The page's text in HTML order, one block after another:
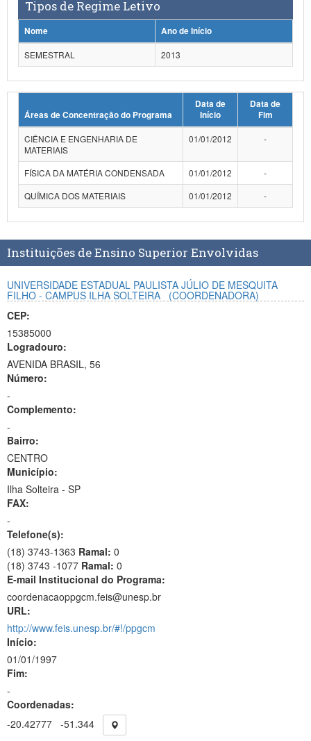
Advocacia-Geral da União
Banco Central do Brasil
Tipos de Regime Letivo
Nome
Ano de Início
SEMESTRAL
2013
Áreas de Concentração do Programa
Data de
Início
Data de
Fim
CIÊNCIA E ENGENHARIA DE
MATERIAIS
01/01/2012 -
FÍSICA DA MATÉRIA CONDENSADA 01/01/2012
-
QUÍMICA DOS MATERIAIS
01/01/2012 -
Instituições de Ensino Superior Envolvidas
UNIVERSIDADE ESTADUAL PAULISTA JÚLIO DE MESQUITA
FILHO - CAMPUS ILHA SOLTEIRA
(COORDENADORA)
CEP:
15385000
Logradouro:
AVENIDA BRASIL, 56
Número:
-
Complemento:
-
Bairro:
CENTRO
Município:
Ilha Solteira - SP
FAX:
-
Telefone(s):
(18) 3743-1363 Ramal: 0
(18) 3743 -1077 Ramal: 0
E-mail Institucional do Programa:
coordenacaoppgcm.feis@unesp.br
URL:
http://www.feis.unesp.br/#!/ppgcm
Início:
01/01/1997
Fim:
-
Coordenadas:
-20.42777 -51.344